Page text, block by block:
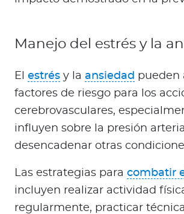
Manejo del estrés y la
El estrés y la ansiedad pueden
factores de riesgo para los
cerebrovasculares,
influyen sobre la presión
desencadenar otras
Las estrategias para combatir
incluyen realizar actividad
regularmente, practicar